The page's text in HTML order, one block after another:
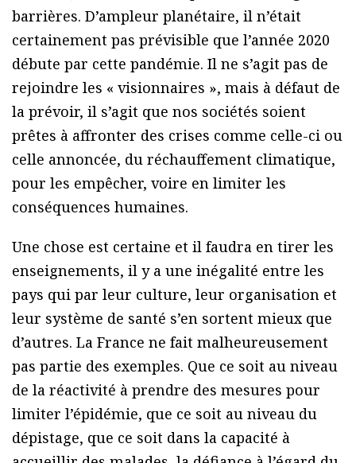
barrières. D’ampleur planétaire, il n’était
certainement pas prévisible que l’année 2020
débute par cette pandémie. Il ne s’agit pas de
rejoindre les « visionnaires », mais à défaut de
la prévoir, il s’agit que nos sociétés soient
prêtes à affronter des crises comme celle-ci ou
celle annoncée, du réchauffement climatique,
pour les empêcher, voire en limiter les
conséquences humaines.
Une chose est certaine et il faudra en tirer les
enseignements, il y a une inégalité entre les
pays qui par leur culture, leur organisation et
leur système de santé s’en sortent mieux que
d’autres. La France ne fait malheureusement
pas partie des exemples. Que ce soit au niveau
de la réactivité à prendre des mesures pour
limiter l’épidémie, que ce soit au niveau du
dépistage, que ce soit dans la capacité à